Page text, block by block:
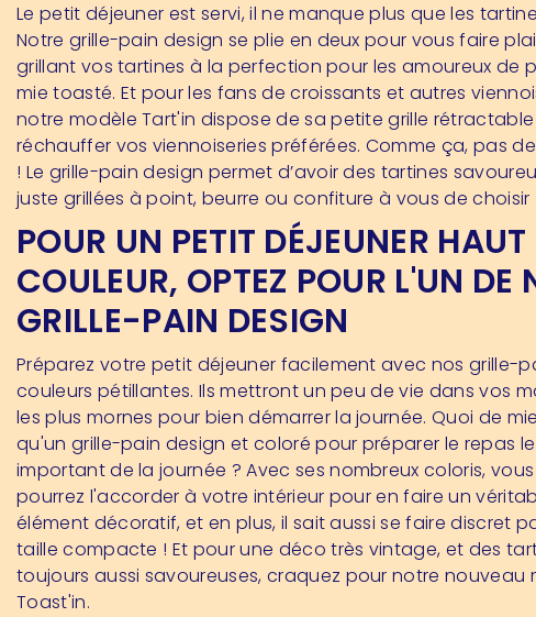
Le petit déjeuner est servi, il ne manque plus que les
Notre grille-pain design se plie en deux pour vous faire
grillant vos tartines à la perfection pour les amoureux de
mie toasté. Et pour les fans de croissants et autres
notre modèle Tart'in dispose de sa petite grille
réchauffer vos viennoiseries préférées. Comme ça, pas
! Le grille-pain design permet d’avoir des tartines
juste grillées à point, beurre ou confiture à vous de choisir
POUR UN PETIT DÉJEUNER HAUT
COULEUR, OPTEZ POUR L'UN DE
GRILLE-PAIN DESIGN
Préparez votre petit déjeuner facilement avec nos grille-
couleurs pétillantes. Ils mettront un peu de vie dans vos
les plus mornes pour bien démarrer la journée. Quoi de
qu'un grille-pain design et coloré pour préparer le repas
important de la journée ? Avec ses nombreux coloris, vous
pourrez l'accorder à votre intérieur pour en faire un
élément décoratif, et en plus, il sait aussi se faire discret
taille compacte ! Et pour une déco très vintage, et des
toujours aussi savoureuses, craquez pour notre nouveau
Toast'in.